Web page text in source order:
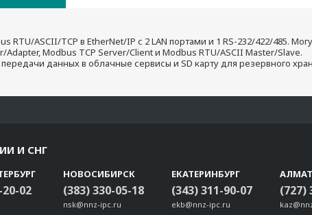
RTU/ASCII/TCP в EtherNet/IP с 2 LAN портами и 1 RS-232/422/485.
Adapter, Modbus TCP Server/Client и Modbus RTU/ASCII Master/Slave.
данных в облачные сервисы и SD карту для резервного
И СНГ
02
НОВОСИБИРСК
(383) 330-05-18
nsk@nnz-ipc.ru
ЕКАТЕРИНБУРГ
(343) 311-90-07
ekb@nnz-ipc.ru
(727)